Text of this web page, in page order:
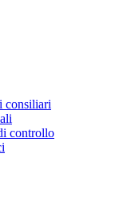
consiliari
controllo